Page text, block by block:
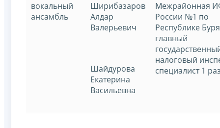
вокальный
ансамбль
Ширибазаров
Алдар
Валерьевич
Шайдурова
Екатерина
Васильевна
Межрайонная
России №1 по
Республике
главный
налоговый
специалист 1